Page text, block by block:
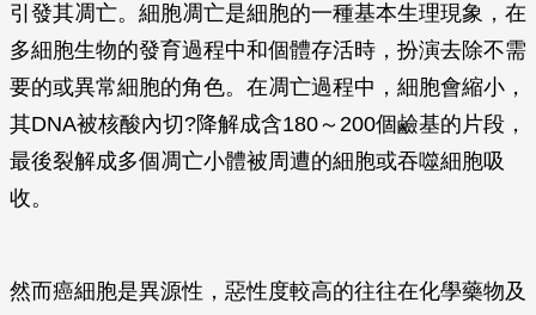
引發其凋亡。細胞凋亡是細胞的一種基本生理現象，在
多細胞生物的發育過程中和個體存活時，扮演去除不需
要的或異常細胞的角色。在凋亡過程中，細胞會縮小，
其DNA被核酸內切?降解成含180～200個鹼基的片段，
最後裂解成多個凋亡小體被周遭的細胞或吞噬細胞吸
收。
然而癌細胞是異源性，惡性度較高的往往在化學藥物及